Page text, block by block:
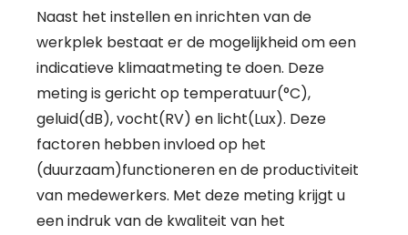
Naast het instellen en inrichten van de
werkplek bestaat er de mogelijkheid om een
indicatieve klimaatmeting te doen. Deze
meting is gericht op temperatuur(°C),
geluid(dB), vocht(RV) en licht(Lux). Deze
factoren hebben invloed op het
(duurzaam)functioneren en de productiviteit
van medewerkers. Met deze meting krijgt u
een indruk van de kwaliteit van het